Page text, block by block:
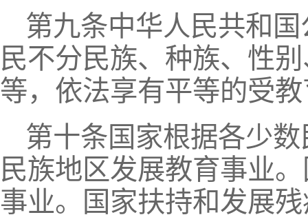
第九条中华人民共和
民不分民族、种族、性
等，依法享有平等的受
第十条国家根据各少
民族地区发展教育事业
事业。国家扶持和发展